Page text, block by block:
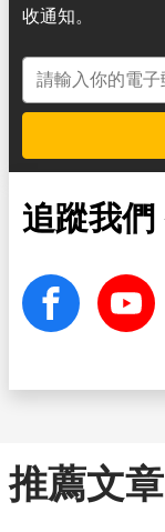
收通知。
電子郵件地址
追蹤我們
facebook Youtube
推薦文章